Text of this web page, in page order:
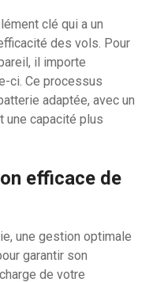
clé qui a un
des vols. Pour
il importe
ci. Ce processus
adaptée, avec un
une capacité plus
efficace de
une gestion optimale
garantir son
de votre